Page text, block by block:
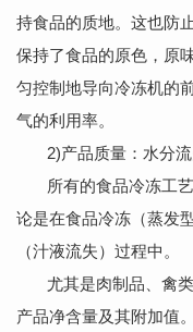
持食品的质地。这也防
保持了食品的原色，原
匀控制地导向冷冻机的
气的利用率。
2)产品质量：水分
所有的食品冷冻工
论是在食品冷冻（蒸发
（汁液流失）过程中。
尤其是肉制品、禽
产品净含量及其附加值